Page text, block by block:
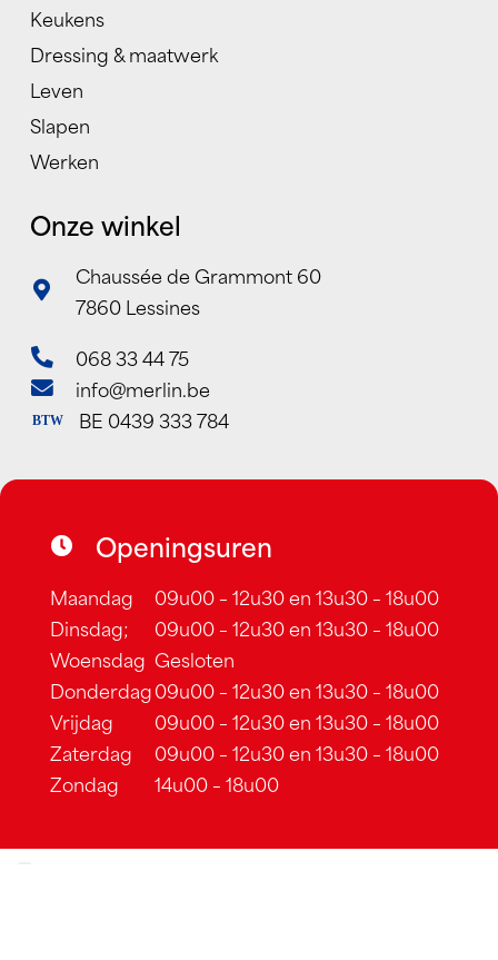
Keukens
Dressing & maatwerk
Leven
Slapen
Werken
Onze winkel
Chaussée de Grammont 60
7860 Lessines
068 33 44 75
info@merlin.be
BTW BE 0439 333 784
Openingsuren
Maandag
09u00 – 12u30 en 13u30 – 18u00
Dinsdag;
09u00 – 12u30 en 13u30 – 18u00
Woensdag Gesloten
Donderdag09u00 – 12u30 en 13u30 – 18u00
Vrijdag
09u00 – 12u30 en 13u30 – 18u00
Zaterdag
09u00 – 12u30 en 13u30 – 18u00
Zondag
14u00 – 18u00